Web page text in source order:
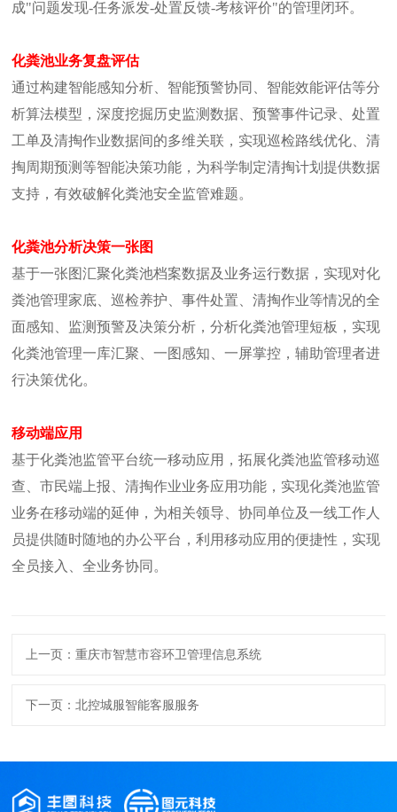
成"问题发现-任务派发-处置反馈-考核评价"的管理闭环。
化粪池业务复盘评估
通过构建智能感知分析、智能预警协同、智能效能评估等分
析算法模型，深度挖掘历史监测数据、预警事件记录、处置
工单及清掏作业数据间的多维关联，实现巡检路线优化、清
掏周期预测等智能决策功能，为科学制定清掏计划提供数据
支持，有效破解化粪池安全监管难题。
化粪池分析决策一张图
基于一张图汇聚化粪池档案数据及业务运行数据，实现对化
粪池管理家底、巡检养护、事件处置、清掏作业等情况的全
面感知、监测预警及决策分析，分析化粪池管理短板，实现
化粪池管理一库汇聚、一图感知、一屏掌控，辅助管理者进
行决策优化。
移动端应用
基于化粪池监管平台统一移动应用，拓展化粪池监管移动巡
查、市民端上报、清掏作业业务应用功能，实现化粪池监管
业务在移动端的延伸，为相关领导、协同单位及一线工作人
员提供随时随地的办公平台，利用移动应用的便捷性，实现
全员接入、全业务协同。
上一页：重庆市智慧市容环卫管理信息系统
下一页：北控城服智能客服服务